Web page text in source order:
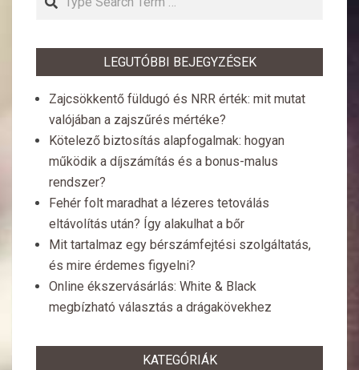
LEGUTÓBBI BEJEGYZÉSEK
Zajcsökkentő füldugó és NRR érték: mit mutat
valójában a zajszűrés mértéke?
Kötelező biztosítás alapfogalmak: hogyan
működik a díjszámítás és a bonus-malus
rendszer?
Fehér folt maradhat a lézeres tetoválás
eltávolítás után? Így alakulhat a bőr
Mit tartalmaz egy bérszámfejtési szolgáltatás,
és mire érdemes figyelni?
Online ékszervásárlás: White & Black
megbízható választás a drágakövekhez
KATEGÓRIÁK